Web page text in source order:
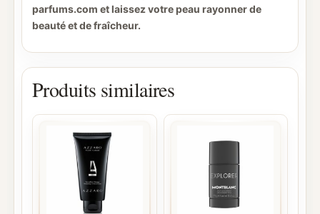
parfums.com et laissez votre peau rayonner de
beauté et de fraîcheur.
Produits similaires